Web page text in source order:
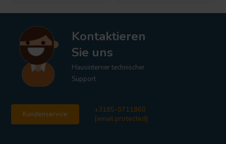
Kontaktieren
Sie uns
Hausinterner technischer
Support
Kundenservice
+3185-0711860
[email protected]